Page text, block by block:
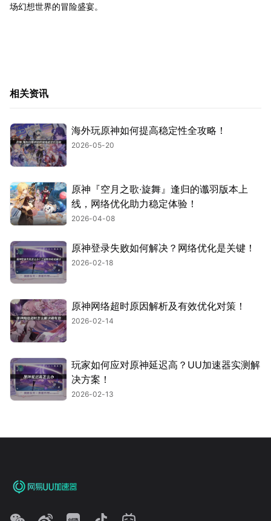
场幻想世界的冒险盛宴。
相关资讯
海外玩原神如何提高稳定性全攻略！
2026-05-20
原神『空月之歌·旋舞』逢归的谶羽版本上
线，网络优化助力稳定体验！
2026-04-08
原神登录失败如何解决？网络优化是关键！
2026-02-18
原神网络超时原因解析及有效优化对策！
2026-02-14
玩家如何应对原神延迟高？UU加速器实测解
决方案！
2026-02-13